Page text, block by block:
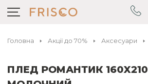
Головна Акції до 70% Аксесуари
ПЛЕД РОМАНТИК 160X210